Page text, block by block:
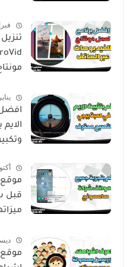
فبراير
يناير 19, 2024
افضل
أكتوبر
موقع
قبل